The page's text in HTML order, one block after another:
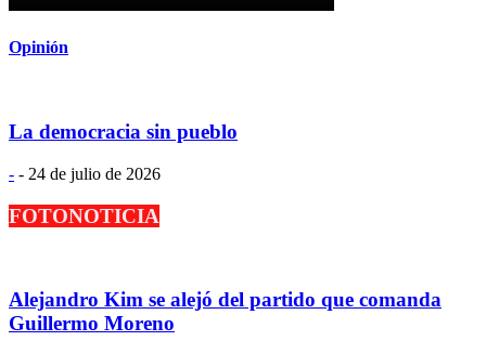
Opinión
La democracia sin pueblo
- - 24 de julio de 2026
FOTONOTICIA
Alejandro Kim se alejó del partido que comanda
Guillermo Moreno